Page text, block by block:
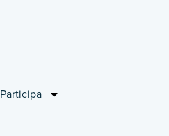
Participa